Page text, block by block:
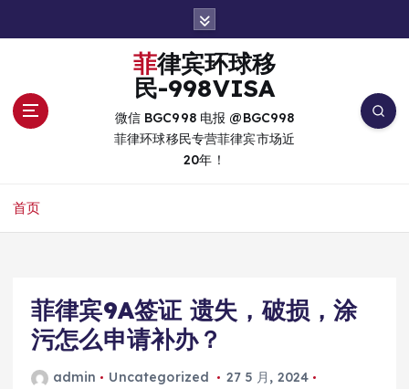
菲律宾环球移
民-998VISA
微信 BGC998 电报 @BGC998
菲律环球移民专营菲律宾市场近
20年！
首页
菲律宾9A签证 遗失，破损，涂
污怎么申请补办？
admin Uncategorized
27 5 月, 2024